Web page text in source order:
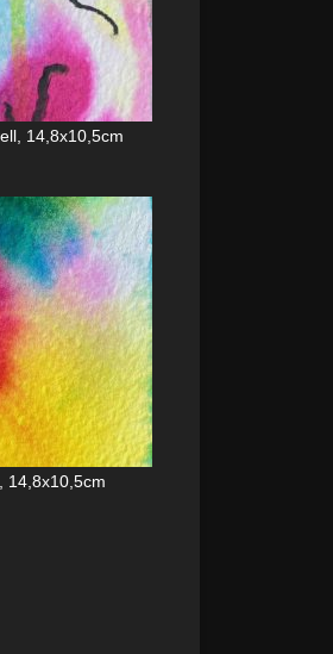
14,8x10,5cm
14,8x10,5cm